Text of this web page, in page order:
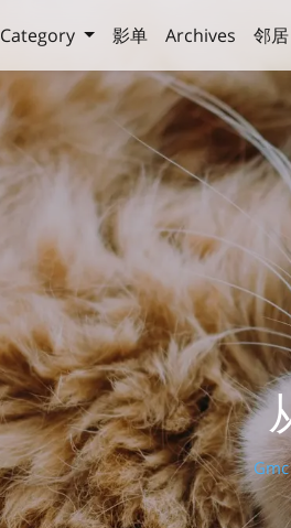
Category 影单 Archives 邻居
Gmc